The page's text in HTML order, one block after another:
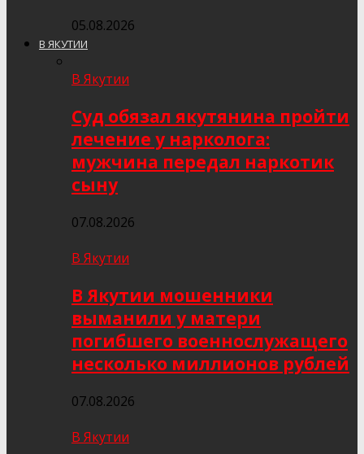
05.08.2026
В ЯКУТИИ
В Якутии
Суд обязал якутянина пройти
лечение у нарколога:
мужчина передал наркотик
сыну
07.08.2026
В Якутии
В Якутии мошенники
выманили у матери
погибшего военнослужащего
несколько миллионов рублей
07.08.2026
В Якутии